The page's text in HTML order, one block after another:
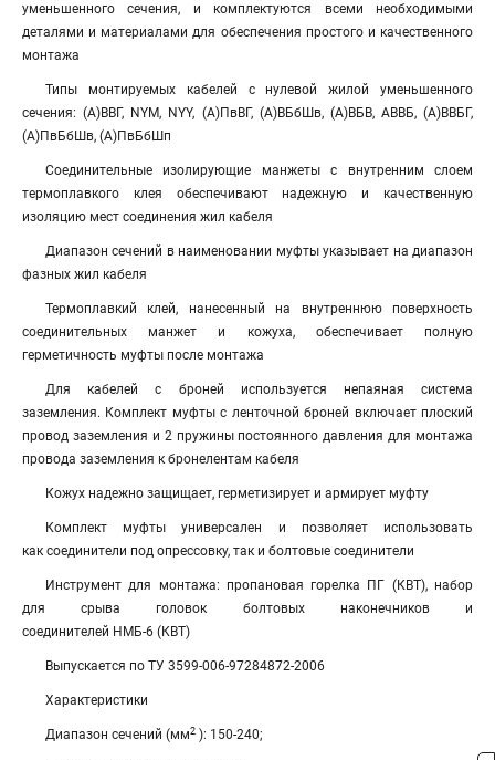
уменьшенного сечения, и комплектуются всеми необходимыми
деталями и материалами для обеспечения простого и качественного
монтажа
Типы монтируемых кабелей с нулевой жилой уменьшенного
сечения: (А)ВВГ, NYM, NYY, (А)ПвВГ, (А)ВБбШв, (А)ВБВ, АВВБ, (А)ВВБГ,
(А)ПвБбШв, (А)ПвБбШп
Соединительные изолирующие манжеты с внутренним слоем
термоплавкого клея обеспечивают надежную и качественную
изоляцию мест соединения жил кабеля
Диапазон сечений в наименовании муфты указывает на диапазон
фазных жил кабеля
Термоплавкий клей, нанесенный на внутреннюю поверхность
соединительных манжет и кожуха, обеспечивает полную
герметичность муфты после монтажа
Для кабелей с броней используется непаяная система
заземления. Комплект муфты с ленточной броней включает плоский
провод заземления и 2 пружины постоянного давления для монтажа
провода заземления к бронелентам кабеля
Кожух надежно защищает, герметизирует и армирует муфту
Комплект муфты универсален и позволяет использовать
как соединители под опрессовку, так и болтовые соединители
Инструмент для монтажа: пропановая горелка ПГ (КВТ), набор
для срыва головок болтовых наконечников и
соединителей НМБ-6 (КВТ)
Выпускается по ТУ 3599-006-97284872-2006
Характеристики
Диапазон сечений (мм2 ): 150-240;